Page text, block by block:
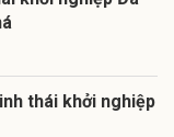
thái khởi nghiệp